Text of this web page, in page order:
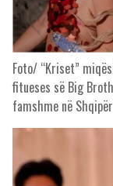
Foto/ “Kriset”
fitueses së Big
famshme në